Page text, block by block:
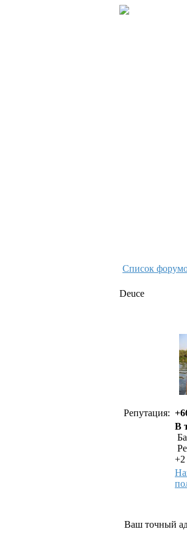
Список
Deuce
Репутация:
В
+2
Ваш точный